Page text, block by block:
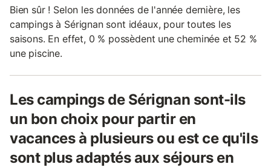
Bien sûr ! Selon les données de l'année dernière, les
campings à Sérignan sont idéaux, pour toutes les
saisons. En effet, 0 % possèdent une cheminée et 52 %
une piscine.
Les campings de Sérignan sont-ils
un bon choix pour partir en
vacances à plusieurs ou est ce qu'ils
sont plus adaptés aux séjours en